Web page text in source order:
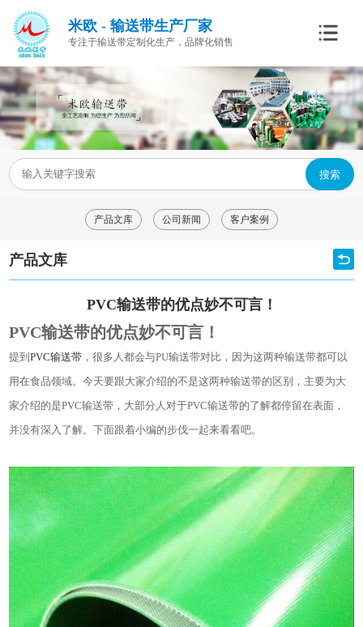
米欧 - 输送带生产厂家
专注于输送带定制化生产，品牌化销售
搜索
产品文库 公司新闻 客户案例
产品文库
​PVC输送带的优点妙不可言！​
PVC输送带的优点妙不可言！
提到PVC输送带 ，很多人都会与PU输送带对比，因为这两种输送带都可以
用在食品领域。今天要跟大家介绍的不是这两种输送带的区别，主要为大
家介绍的是PVC输送带，大部分人对于PVC输送带的了解都停留在表面，
并没有深入了解。下面跟着小编的步伐一起来看看吧。